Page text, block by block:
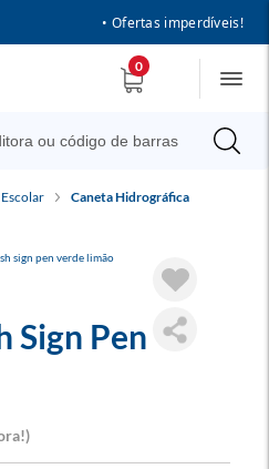
• Ofertas imperdíveis!
0
Escolar Caneta Hidrográfica
Sign Pen